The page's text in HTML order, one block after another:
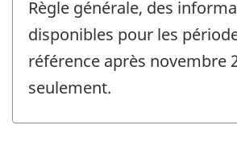
Règle générale, des
disponibles pour les
référence après novembre
seulement.